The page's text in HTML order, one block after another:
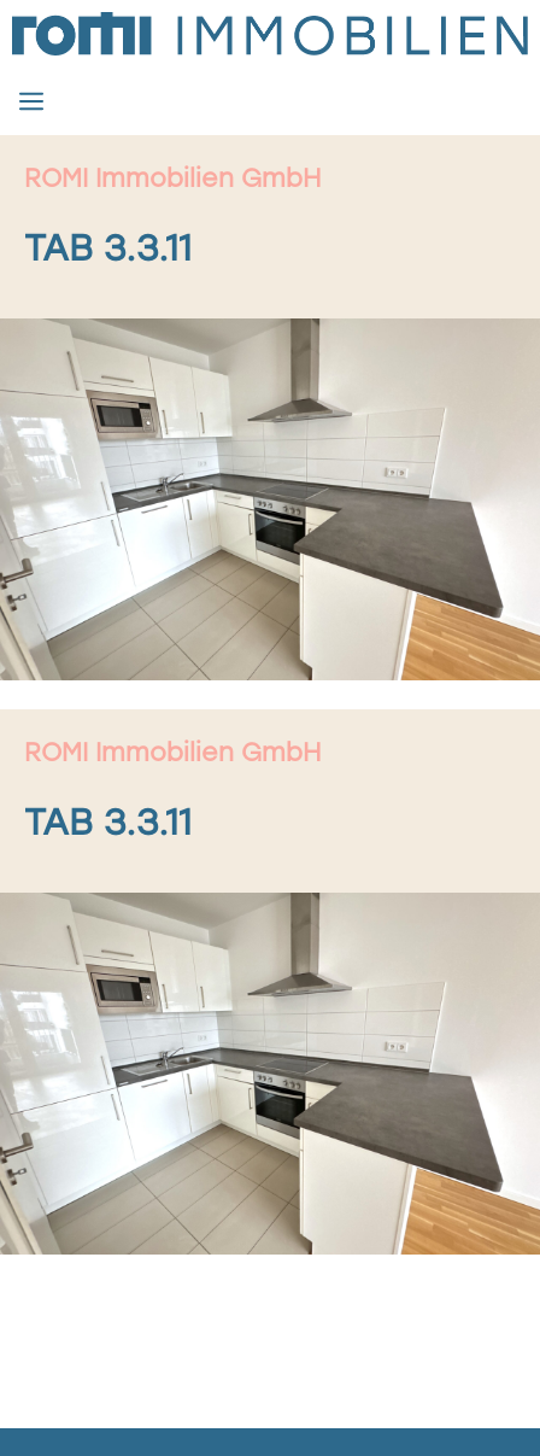
Zum
Inhalt
springen
MENÜ
ROMI Immobilien GmbH
TAB 3.3.11
ROMI Immobilien GmbH
TAB 3.3.11